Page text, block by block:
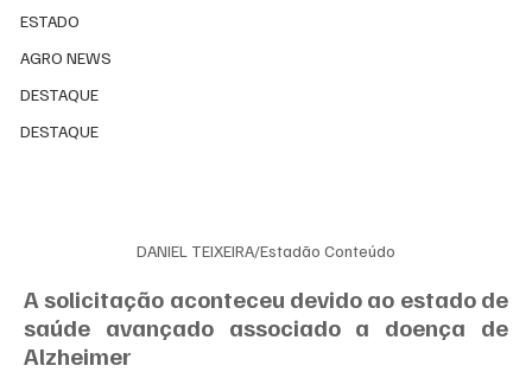
ESTADO
AGRO NEWS
DESTAQUE
DESTAQUE
DANIEL TEIXEIRA/Estadão Conteúdo
A solicitação aconteceu devido ao estado de
saúde avançado associado a doença de
Alzheimer